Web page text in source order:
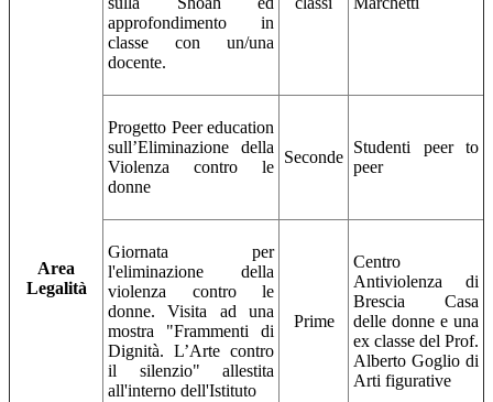
Area
Legalità
approfondimento in
classe con un/una
docente.
Progetto Peer education
sull’Eliminazione della
Violenza contro le
donne
Seconde
Studenti peer to
peer
Giornata per
l'eliminazione della
violenza contro le
donne. Visita ad una
mostra "Frammenti di
Dignità. L’Arte contro
il silenzio" allestita
all'interno dell'Istituto
Prime
Centro
Antiviolenza di
Brescia Casa
delle donne e una
ex classe del Prof.
Alberto Goglio di
Arti figurative